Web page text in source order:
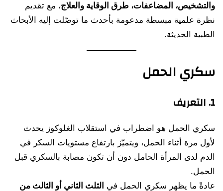
والتشخيص، المضاعفات، طرق الوقاية والعلاج، مع تقديم
نظرة علمية مبسطة مدعومة بأحدث ما توصّلت إليه الأبحاث
الطبية الحديثة.
سكري الحمل
1. التعريف
سكري الحمل هو اضطراب في استقلاب الغلوكوز يحدث
لأول مرة أثناء الحمل، ويتميّز بارتفاع مستويات السكر في
الدم لدى المرأة الحامل دون أن تكون مصابة بالسكري قبل
الحمل.
عادةً ما يظهر سكري الحمل في الثلث الثاني أو الثالث من